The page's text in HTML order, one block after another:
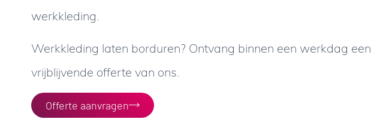
werkkleding.
Werkkleding laten borduren? Ontvang binnen een werkdag een
vrijblijvende offerte van ons.
Offerte aanvragen